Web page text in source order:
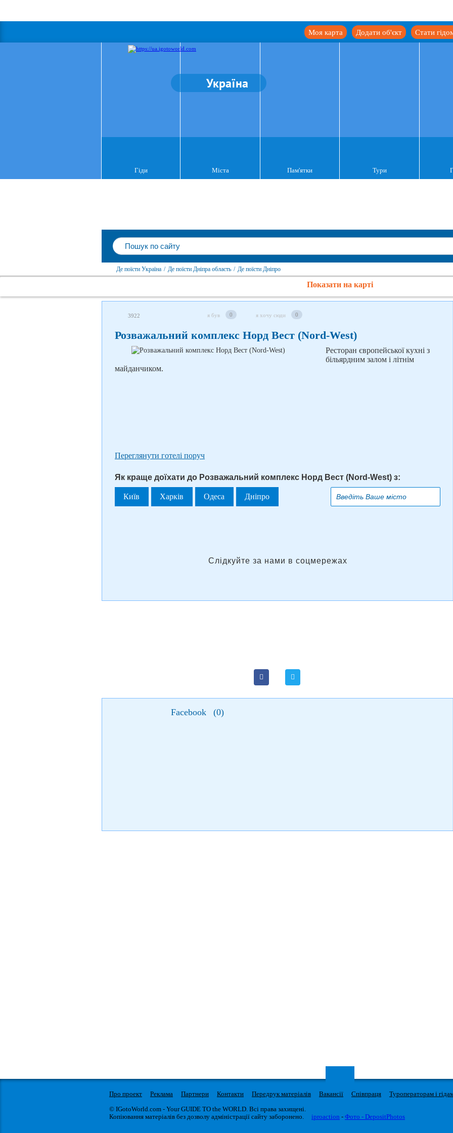
Стати
Додати об'єкт
Моя карта
Україна
Гіди Міста Пам'ятки Тури
Де поїсти Україна / Де поїсти Дніпра область / Де поїсти Дніпро
Показати на карті
3922 я був 0 я хочу сюди 0
Розважальний комплекс Норд Вест (Nord-West)
Ресторан європейської кухні з
більярдним залом і літнім
майданчиком.
Переглянути готелі поруч
Як краще доїхати до Розважальний комплекс Норд Вест (Nord-West) з:
Київ Харків Одеса Дніпро
Слідкуйте за нами в соцмережах
Facebook (0)
Про проект Реклама Партнери Контакти Передрук матеріалів Вакансії Співпраця Туроператорам і
© IGotoWorld.com - Your GUIDE TO the WORLD. Всі права захищені.
Копіювання матеріалів без дозволу адміністрації сайту заборонено.
iproaction - Фото - DepositPhotos